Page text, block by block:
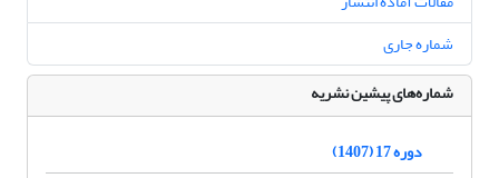
شماره جاری
شماره‌های پیشین نشریه
دوره 17 (1407)